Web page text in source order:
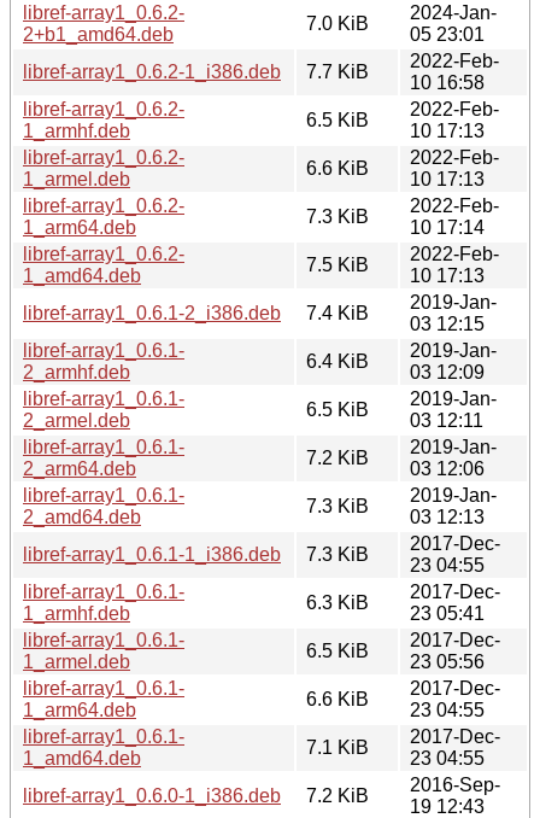
libref-array1_0.6.2-
2+b1_amd64.deb
7.0 KiB
2024-Jan-
05 23:01
libref-array1_0.6.2-1_i386.deb
7.7 KiB
2022-Feb-
10 16:58
libref-array1_0.6.2-
1_armhf.deb
6.5 KiB
2022-Feb-
10 17:13
libref-array1_0.6.2-
1_armel.deb
6.6 KiB
2022-Feb-
10 17:13
libref-array1_0.6.2-
1_arm64.deb
7.3 KiB
2022-Feb-
10 17:14
libref-array1_0.6.2-
1_amd64.deb
7.5 KiB
2022-Feb-
10 17:13
libref-array1_0.6.1-2_i386.deb
7.4 KiB
2019-Jan-
03 12:15
libref-array1_0.6.1-
2_armhf.deb
6.4 KiB
2019-Jan-
03 12:09
libref-array1_0.6.1-
2_armel.deb
6.5 KiB
2019-Jan-
03 12:11
libref-array1_0.6.1-
2_arm64.deb
7.2 KiB
2019-Jan-
03 12:06
libref-array1_0.6.1-
2_amd64.deb
7.3 KiB
2019-Jan-
03 12:13
libref-array1_0.6.1-1_i386.deb
7.3 KiB
2017-Dec-
23 04:55
libref-array1_0.6.1-
1_armhf.deb
6.3 KiB
2017-Dec-
23 05:41
libref-array1_0.6.1-
1_armel.deb
6.5 KiB
2017-Dec-
23 05:56
libref-array1_0.6.1-
1_arm64.deb
6.6 KiB
2017-Dec-
23 04:55
libref-array1_0.6.1-
1_amd64.deb
7.1 KiB
2017-Dec-
23 04:55
libref-array1_0.6.0-1_i386.deb
7.2 KiB
2016-Sep-
19 12:43